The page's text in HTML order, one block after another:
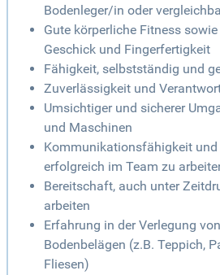
Bodenleger/in oder
Gute körperliche Fitness
Geschick und Fingerfertigkeit
Fähigkeit, selbstständig und
Zuverlässigkeit und
Umsichtiger und sicherer
und Maschinen
Kommunikationsfähigkeit
erfolgreich im Team zu
Bereitschaft, auch unter
arbeiten
Erfahrung in der Verlegung
Bodenbelägen (z.B. Teppich,
Fliesen)